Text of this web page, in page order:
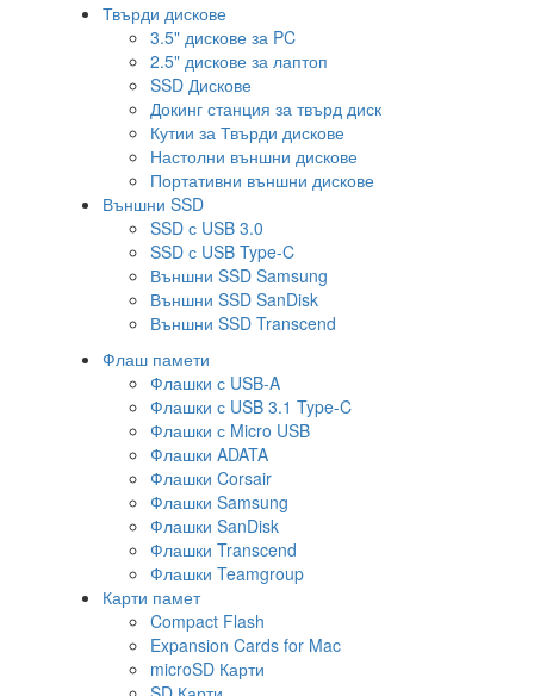
Твърди дискове
3.5" дискове за PC
2.5" дискове за лаптоп
SSD Дискове
Докинг станция за твърд диск
Кутии за Твърди дискове
Настолни външни дискове
Портативни външни дискове
Външни SSD
SSD с USB 3.0
SSD с USB Type-C
Външни SSD Samsung
Външни SSD SanDisk
Външни SSD Transcend
Флаш памети
Флашки с USB-A
Флашки с USB 3.1 Type-C
Флашки с Micro USB
Флашки ADATA
Флашки Corsair
Флашки Samsung
Флашки SanDisk
Флашки Transcend
Флашки Teamgroup
Карти памет
Compact Flash
Expansion Cards for Mac
microSD Карти